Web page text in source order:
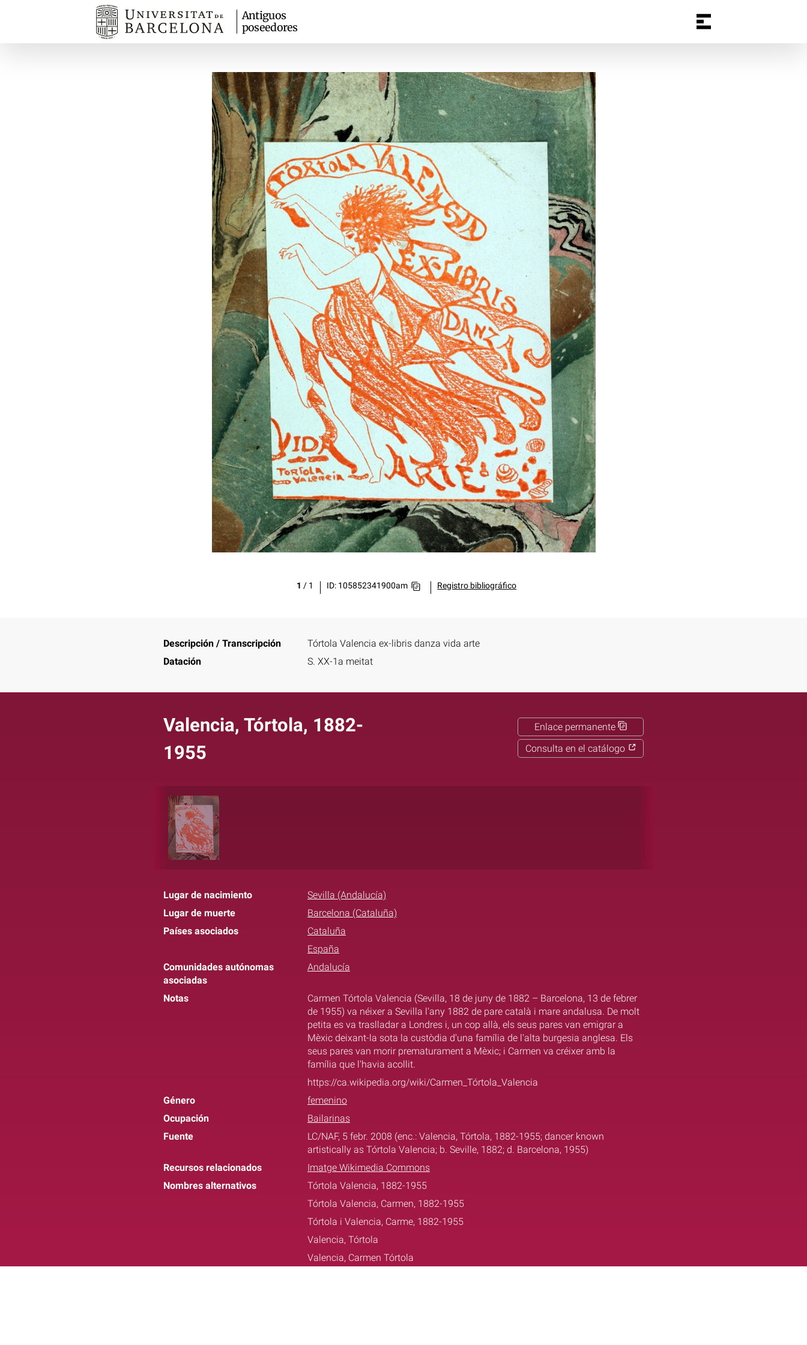
Antiguos
poseedores
1 / 1 ID: 105852341900am Registro bibliográfico
Descripción / Transcripción
Tórtola Valencia ex-libris danza vida arte
Datación
S. XX-1a meitat
Valencia, Tórtola, 1882-
1955
Enlace permanente
Consulta en el catálogo
Lugar de nacimiento
Sevilla (Andalucía)
Lugar de muerte
Barcelona (Cataluña)
Países asociados
Cataluña
España
Comunidades autónomas
asociadas
Andalucía
Notas
Carmen Tórtola Valencia (Sevilla, 18 de juny de 1882 – Barcelona, 13 de febrer
de 1955) va néixer a Sevilla l'any 1882 de pare català i mare andalusa. De molt
petita es va traslladar a Londres i, un cop allà, els seus pares van emigrar a
Mèxic deixant-la sota la custòdia d'una família de l'alta burgesia anglesa. Els
seus pares van morir prematurament a Mèxic; i Carmen va créixer amb la
família que l'havia acollit.
https://ca.wikipedia.org/wiki/Carmen_Tórtola_Valencia
Género
femenino
Ocupación
Bailarinas
Fuente
LC/NAF, 5 febr. 2008 (enc.: Valencia, Tórtola, 1882-1955; dancer known
artistically as Tórtola Valencia; b. Seville, 1882; d. Barcelona, 1955)
Recursos relacionados
Imatge Wikimedia Commons
Nombres alternativos
Tórtola Valencia, 1882-1955
Tórtola Valencia, Carmen, 1882-1955
Tórtola i Valencia, Carme, 1882-1955
Valencia, Tórtola
Valencia, Carmen Tórtola